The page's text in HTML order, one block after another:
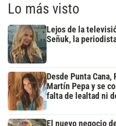
Lo más visto
Lejos de la
Señuk, la
Desde Punta
Martín Pepa y se
falta de lealtad ni
El nuevo negocio